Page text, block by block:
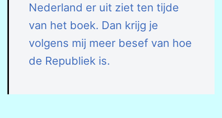
Nederland er uit ziet ten tijde
van het boek. Dan krijg je
volgens mij meer besef van hoe
de Republiek is.